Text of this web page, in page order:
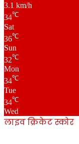
3.1 km/h
34℃
Sat
36℃
Sun
32℃
Mon
34℃
Tue
34℃
Wed
लाइव क्रिकेट स्कोर